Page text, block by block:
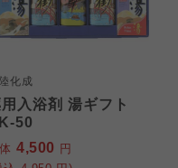
化成
入浴剤 湯ギフト
50
4,500 円